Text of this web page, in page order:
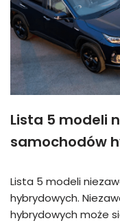
Lista 5 modeli
samochodów
Lista 5 modeli
hybrydowych.
hybrydowych może